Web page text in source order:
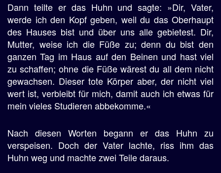
Dann teilte er das Huhn und sagte: »Dir, Vater,
werde ich den Kopf geben, weil du das Oberhaupt
des Hauses bist und über uns alle gebietest. Dir,
Mutter, weise ich die Füße zu; denn du bist den
ganzen Tag im Haus auf den Beinen und hast viel
zu schaffen; ohne die Füße wärest du all dem nicht
gewachsen. Dieser tote Körper aber, der nicht viel
wert ist, verbleibt für mich, damit auch ich etwas für
mein vieles Studieren abbekomme.«
Nach diesen Worten begann er das Huhn zu
verspeisen. Doch der Vater lachte, riss ihm das
Huhn weg und machte zwei Teile daraus.